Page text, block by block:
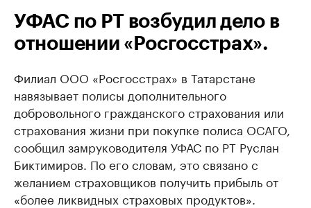
УФАС по РТ возбудил дело в
отношении «Росгосстрах».
Филиал ООО «Росгосстрах» в Татарстане
навязывает полисы дополнительного
добровольного гражданского страхования или
страхования жизни при покупке полиса ОСАГО,
сообщил замруководителя УФАС по РТ Руслан
Биктимиров. По его словам, это связано с
желанием страховщиков получить прибыль от
«более ликвидных страховых продуктов».